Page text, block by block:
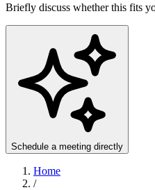
Briefly discuss whether this fits
Schedule a meeting directly
Home
/